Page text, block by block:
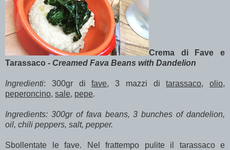
Crema di Fave e
Tarassaco - Creamed Fava Beans with Dandelion
Ingredienti: 300gr difave, 3 mazzi ditarassaco, olio,
peperoncino, sale, pepe.
Ingredients: 300gr of fava beans, 3 bunches of dandelion,
oil, chili peppers, salt, pepper.
Sbollentate le fave. Nel frattempo pulite il tarassaco e